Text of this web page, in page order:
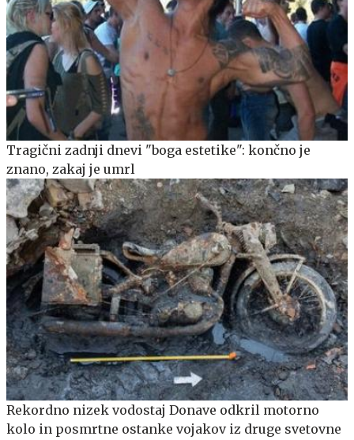
Tragični zadnji dnevi "boga estetike": končno je
znano, zakaj je umrl
Rekordno nizek vodostaj Donave odkril motorno
kolo in posmrtne ostanke vojakov iz druge svetovne